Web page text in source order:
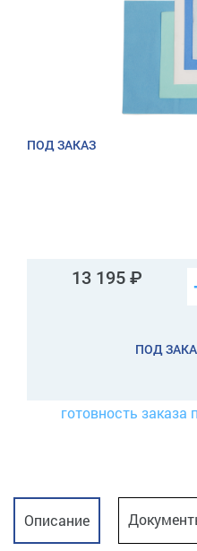
ПОД ЗАКАЗ
13 195
ПОД
готовность заказа
Описание